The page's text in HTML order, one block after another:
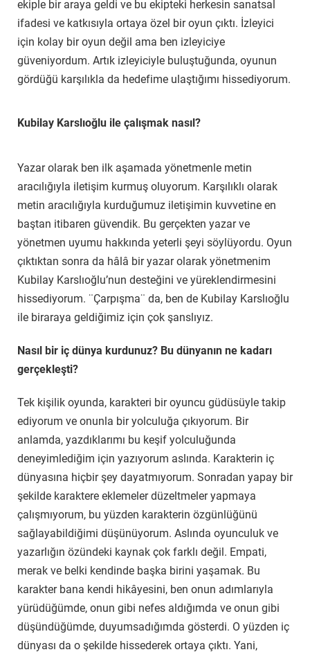
ekiple bir araya geldi ve bu ekipteki herkesin sanatsal
ifadesi ve katkısıyla ortaya özel bir oyun çıktı. İzleyici
için kolay bir oyun değil ama ben izleyiciye
güveniyordum. Artık izleyiciyle buluştuğunda, oyunun
gördüğü karşılıkla da hedefime ulaştığımı hissediyorum.
Kubilay Karslıoğlu ile çalışmak nasıl?
Yazar olarak ben ilk aşamada yönetmenle metin
aracılığıyla iletişim kurmuş oluyorum. Karşılıklı olarak
metin aracılığıyla kurduğumuz iletişimin kuvvetine en
baştan itibaren güvendik. Bu gerçekten yazar ve
yönetmen uyumu hakkında yeterli şeyi söylüyordu. Oyun
çıktıktan sonra da hâlâ bir yazar olarak yönetmenim
Kubilay Karslıoğlu’nun desteğini ve yüreklendirmesini
hissediyorum. ¨Çarpışma¨ da, ben de Kubilay Karslıoğlu
ile biraraya geldiğimiz için çok şanslıyız.
Nasıl bir iç dünya kurdunuz? Bu dünyanın ne kadarı
gerçekleşti?
Tek kişilik oyunda, karakteri bir oyuncu güdüsüyle takip
ediyorum ve onunla bir yolculuğa çıkıyorum. Bir
anlamda, yazdıklarımı bu keşif yolculuğunda
deneyimlediğim için yazıyorum aslında. Karakterin iç
dünyasına hiçbir şey dayatmıyorum. Sonradan yapay bir
şekilde karaktere eklemeler düzeltmeler yapmaya
çalışmıyorum, bu yüzden karakterin özgünlüğünü
sağlayabildiğimi düşünüyorum. Aslında oyunculuk ve
yazarlığın özündeki kaynak çok farklı değil. Empati,
merak ve belki kendinde başka birini yaşamak. Bu
karakter bana kendi hikâyesini, ben onun adımlarıyla
yürüdüğümde, onun gibi nefes aldığımda ve onun gibi
düşündüğümde, duyumsadığımda gösterdi. O yüzden iç
dünyası da o şekilde hissederek ortaya çıktı. Yani,